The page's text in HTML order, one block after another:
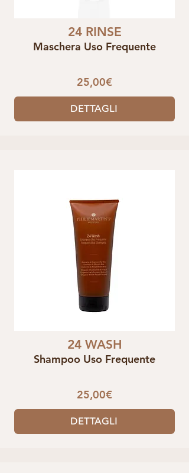
24 RINSE
Maschera Uso Frequente
25,00€
DETTAGLI
24 WASH
Shampoo Uso Frequente
25,00€
DETTAGLI